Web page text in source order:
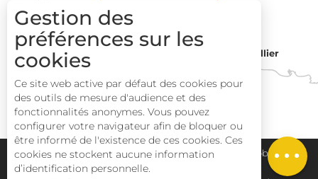
Montpellier
Perpignan
Plan du site Pays Haut Languedoc et Vignobles
Gestion des
préférences sur les
cookies
Ce site web active par défaut des cookies pour
des outils de mesure d'audience et des
fonctionnalités anonymes. Vous pouvez
configurer votre navigateur afin de bloquer ou
être informé de l'existence de ces cookies. Ces
cookies ne stockent aucune information
d’identification personnelle.